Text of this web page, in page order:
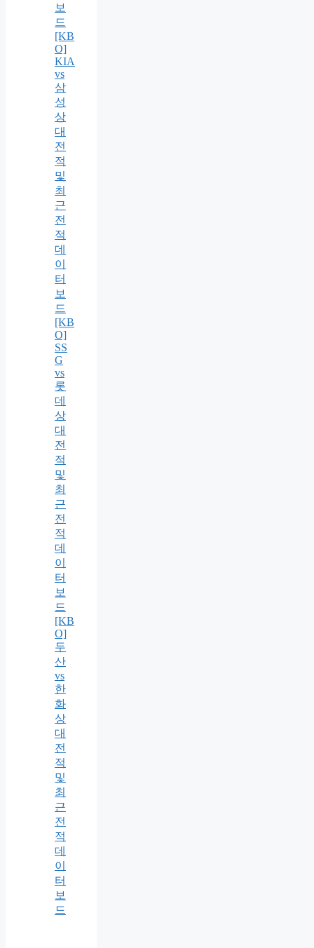
보
드
[KB
O]
KIA
vs
삼
성
상
대
전
적
및
최
근
전
적
데
이
터
보
드
[KB
O]
SS
G
vs
롯
데
상
대
전
적
및
최
근
전
적
데
이
터
보
드
[KB
O]
두
산
vs
한
화
상
대
전
적
및
최
근
전
적
데
이
터
보
드